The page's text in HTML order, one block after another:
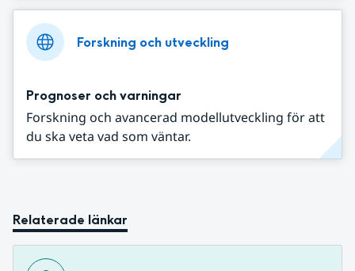
Forskning och utveckling
Prognoser och varningar
Forskning och avancerad modellutveckling för att
du ska veta vad som väntar.
Relaterade länkar